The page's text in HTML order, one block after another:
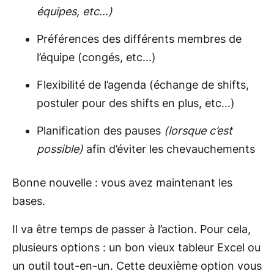
équipes, etc…)
Préférences des différents membres de
l’équipe (congés, etc…)
Flexibilité de l’agenda (échange de shifts,
postuler pour des shifts en plus, etc…)
Planification des pauses (lorsque c’est
possible) afin d’éviter les chevauchements
Bonne nouvelle : vous avez maintenant les
bases.
Il va être temps de passer à l’action. Pour cela,
plusieurs options : un bon vieux tableur Excel ou
un outil tout-en-un. Cette deuxième option vous